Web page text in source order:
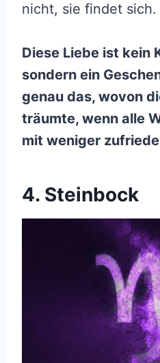
nicht, sie findet sich.
Diese Liebe ist kein
sondern ein
genau das, wovon
träumte, wenn alle
mit weniger
4. Steinbock